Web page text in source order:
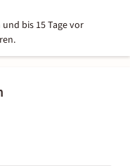
bis 15 Tage vor